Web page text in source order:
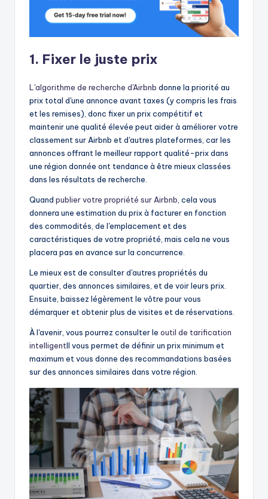
1. Fixer le juste prix
L'algorithme de recherche d'Airbnb donne la priorité au
prix total d'une annonce avant taxes (y compris les frais
et les remises), donc fixer un prix compétitif et
maintenir une qualité élevée peut aider à améliorer votre
classement sur Airbnb et d'autres plateformes, car les
annonces offrant le meilleur rapport qualité-prix dans
une région donnée ont tendance à être mieux classées
dans les résultats de recherche.
Quand publier votre propriété sur Airbnb , cela vous
donnera une estimation du prix à facturer en fonction
des commodités, de l'emplacement et des
caractéristiques de votre propriété, mais cela ne vous
placera pas en avance sur la concurrence.
Le mieux est de consulter d'autres propriétés du
quartier, des annonces similaires, et de voir leurs prix.
Ensuite, baissez légèrement le vôtre pour vous
démarquer et obtenir plus de visites et de réservations.
À l'avenir, vous pourrez consulter le outil de tarification
intelligentIl vous permet de définir un prix minimum et
maximum et vous donne des recommandations basées
sur des annonces similaires dans votre région.